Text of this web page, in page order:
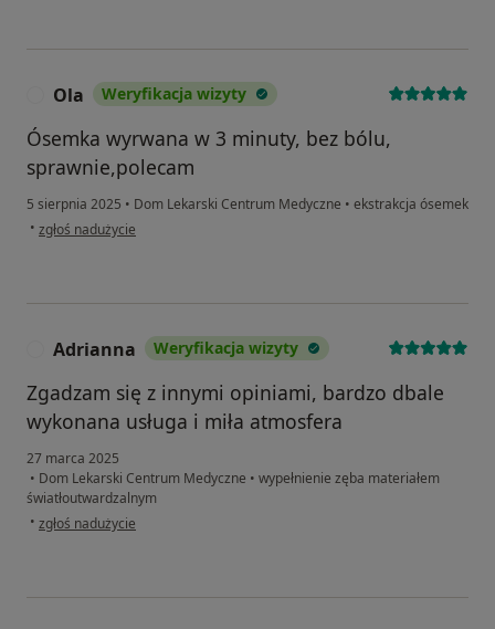
Ola Weryfikacja wizyty
Ósemka wyrwana w 3 minuty, bez bólu,
sprawnie,polecam
5 sierpnia 2025 • Dom Lekarski Centrum Medyczne • ekstrakcja ósemek
• w opinii użytkownika Ola
zgłoś nadużycie
Adrianna Weryfikacja wizyty
Zgadzam się z innymi opiniami, bardzo dbale
wykonana usługa i miła atmosfera
27 marca 2025
• Dom Lekarski Centrum Medyczne • wypełnienie zęba materiałem
światłoutwardzalnym
• w opinii użytkownika Adrianna
zgłoś nadużycie